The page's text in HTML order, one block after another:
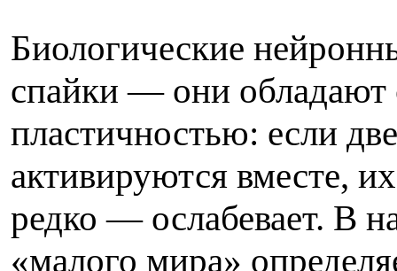
Биологические
спайки — они обладают
пластичностью: если
активируются вместе,
редко — ослабевает. В
«малого мира»